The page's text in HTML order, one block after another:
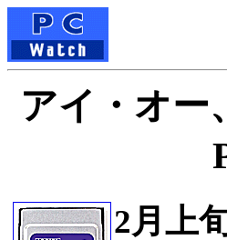
アイ・オー
2月上